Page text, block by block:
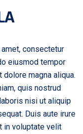
consectetur
eiusmod tempor
magna aliqua.
quis nostrud
nisi ut aliquip
Duis aute irure
in voluptate velit